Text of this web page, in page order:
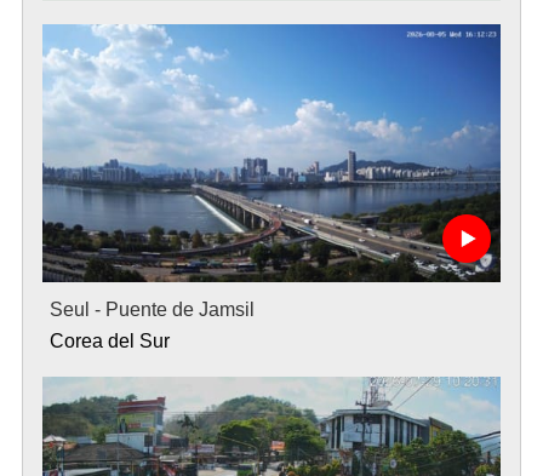
Seul - Puente de Jamsil
Corea del Sur